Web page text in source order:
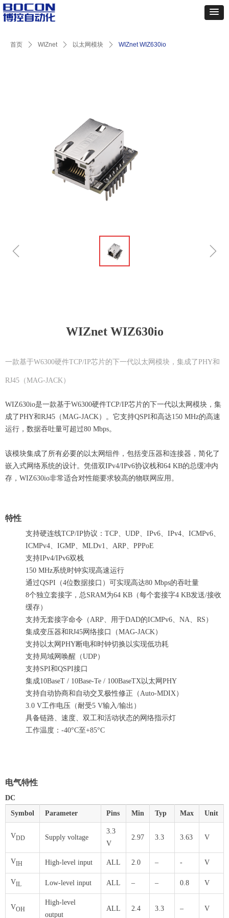
首页 ꄲ WIZnet ꄲ 以太网模块 ꄲ WIZnet WIZ630io
WIZnet WIZ630io
一款基于W6300硬件TCP/IP芯片的下一代以太网模块，集成了PHY和
RJ45（MAG-JACK）
WIZ630io是一款基于W6300硬件TCP/IP芯片的下一代以太网模块，集
成了PHY和RJ45（MAG-JACK）。它支持QSPI和高达150 MHz的高速
运行，数据吞吐量可超过80 Mbps。
该模块集成了所有必要的以太网组件，包括变压器和连接器，简化了
嵌入式网络系统的设计。凭借双IPv4/IPv6协议栈和64 KB的总缓冲内
存，WIZ630io非常适合对性能要求较高的物联网应用。
特性
支持硬连线TCP/IP协议：TCP、UDP、IPv6、IPv4、ICMPv6、
ICMPv4、IGMP、MLDv1、ARP、PPPoE
支持IPv4/IPv6双栈
150 MHz系统时钟实现高速运行
通过QSPI（4位数据接口）可实现高达80 Mbps的吞吐量
8个独立套接字，总SRAM为64 KB（每个套接字4 KB发送/接收
缓存）
支持无套接字命令（ARP、用于DAD的ICMPv6、NA、RS）
集成变压器和RJ45网络接口（MAG-JACK）
支持以太网PHY断电和时钟切换以实现低功耗
支持局域网唤醒（UDP）
支持SPI和QSPI接口
集成10BaseT / 10Base-Te / 100BaseTX以太网PHY
支持自动协商和自动交叉极性修正（Auto-MDIX）
3.0 V工作电压（耐受5 V输入/输出）
具备链路、速度、双工和活动状态的网络指示灯
工作温度：-40°C至+85°C
电气特性
DC
Symbol
Parameter Pins Min Typ Max Unit
VDD Supply voltage
3.3
V
2.97 3.3 3.63 V
VIH High-level input ALL 2.0 – - V
VIL Low-level input ALL – – 0.8 V
VOH
High-level
output
ALL 2.4 3.3 – V
ꁆ ꁇ